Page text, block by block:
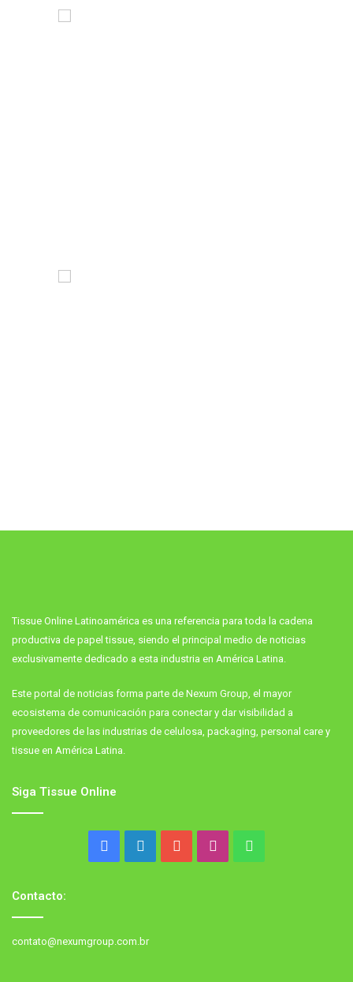
Tissue Online Latinoamérica es una referencia para toda la cadena
productiva de papel tissue, siendo el principal medio de noticias
exclusivamente dedicado a esta industria en América Latina.
Este portal de noticias forma parte de Nexum Group, el mayor
ecosistema de comunicación para conectar y dar visibilidad a
proveedores de las industrias de celulosa, packaging, personal care y
tissue en América Latina.
Siga Tissue Online
FacebookLinkedInYouTubeInstagram
Contacto:
contato@nexumgroup.com.br